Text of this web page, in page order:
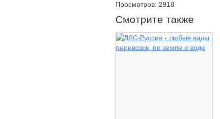
Просмотров: 2918
Смотрите также